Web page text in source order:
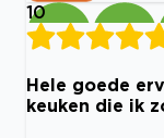
10
Hele goede
keuken die ik